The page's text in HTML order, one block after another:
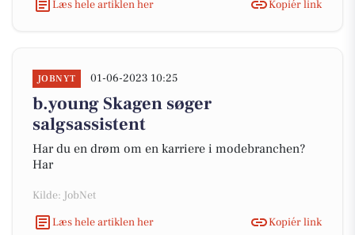
Læs hele artiklen her Kopiér link
JOBNYT 01-06-2023 10:25
b.young Skagen søger
salgsassistent
Har du en drøm om en karriere i modebranchen?
Har
Kilde: JobNet
Læs hele artiklen her
Kopiér link